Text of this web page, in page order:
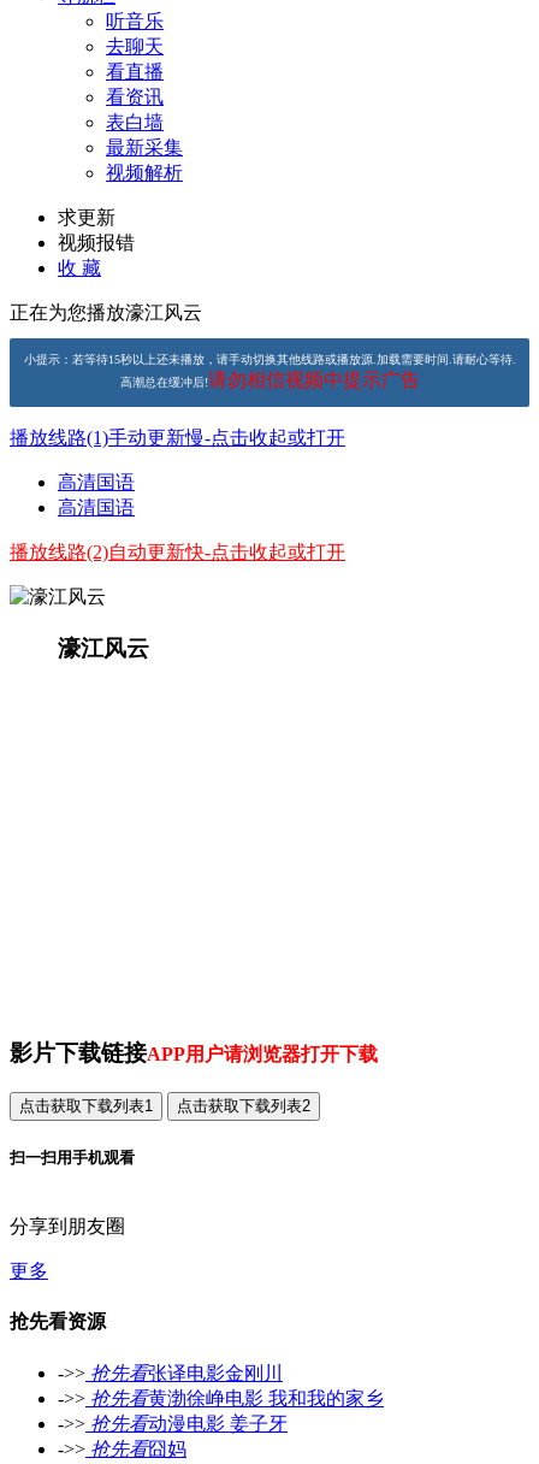
听音乐
去聊天
看直播
看资讯
表白墙
最新采集
视频解析
求更新
视频报错
收 藏
正在为您播放濠江风云
小提示：若等待15秒以上还未播放，请手动切换其他线路或播放源.加载需要时间.请耐心等待.
高潮总在缓冲后!请勿相信视频中提示广告
播放线路(1)手动更新慢-点击收起或打开
高清国语
高清国语
播放线路(2)自动更新快-点击收起或打开
濠江风云
影片下载链接APP用户请浏览器打开下载
扫一扫用手机观看
分享到朋友圈
更多
抢先看资源
->> 抢先看张译电影金刚川
->> 抢先看黄渤徐峥电影 我和我的家乡
->> 抢先看动漫电影 姜子牙
->> 抢先看囧妈